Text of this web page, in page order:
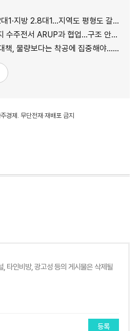
지방 2.8대1…지역도 평형도 갈렸다
전서 ARUP과 협업…구조 안전성 강화
보다는 착공에 집중해야… 갈등 해결도 숙제
경제. 무단전재·재배포 금지
등록